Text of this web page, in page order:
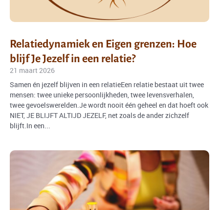
Relatiedynamiek en Eigen grenzen: Hoe
blijf Je Jezelf in een relatie?
21 maart 2026
Samen én jezelf blijven in een relatieEen relatie bestaat uit twee
mensen: twee unieke persoonlijkheden, twee levensverhalen,
twee gevoelswerelden.Je wordt nooit één geheel en dat hoeft ook
NIET, JE BLIJFT ALTIJD JEZELF, net zoals de ander zichzelf
blijft.In een...